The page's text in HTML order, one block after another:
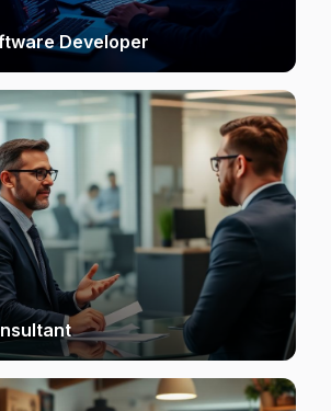
Developer